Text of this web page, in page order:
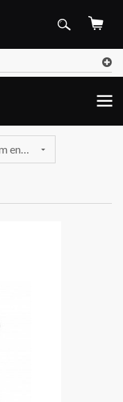
Hind: Madalam enne